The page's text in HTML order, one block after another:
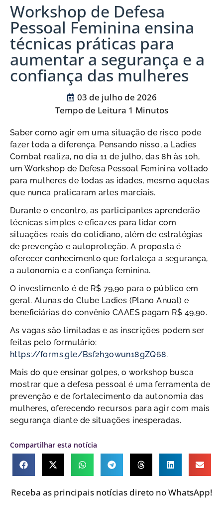
Workshop de Defesa
Pessoal Feminina ensina
técnicas práticas para
aumentar a segurança e a
confiança das mulheres
03 de julho de 2026
Saber como agir em uma situação de risco pode
fazer toda a diferença. Pensando nisso, a Ladies
Combat realiza, no dia 11 de julho, das 8h às 10h,
um Workshop de Defesa Pessoal Feminina voltado
para mulheres de todas as idades, mesmo aquelas
que nunca praticaram artes marciais.
Durante o encontro, as participantes aprenderão
técnicas simples e eficazes para lidar com
situações reais do cotidiano, além de estratégias
de prevenção e autoproteção. A proposta é
oferecer conhecimento que fortaleça a segurança,
a autonomia e a confiança feminina.
O investimento é de R$ 79,90 para o público em
geral. Alunas do Clube Ladies (Plano Anual) e
beneficiárias do convênio CAAES pagam R$ 49,90.
As vagas são limitadas e as inscrições podem ser
feitas pelo formulário:
https://forms.gle/Bsf2h3owun18gZQ68.
Mais do que ensinar golpes, o workshop busca
mostrar que a defesa pessoal é uma ferramenta de
prevenção e de fortalecimento da autonomia das
mulheres, oferecendo recursos para agir com mais
segurança diante de situações inesperadas.
Compartilhar esta notícia
Receba as principais notícias direto no WhatsApp!